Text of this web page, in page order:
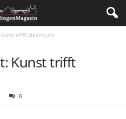
trifft Steampunk
Kunst trifft
0